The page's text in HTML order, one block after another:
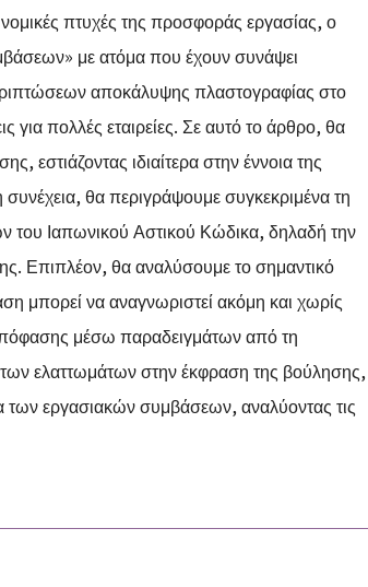
πτυχές της προσφοράς εργασίας, ο
με ατόμα που έχουν συνάψει
αποκάλυψης πλαστογραφίας στο
πολλές εταιρείες. Σε αυτό το άρθρο, θα
εστιάζοντας ιδιαίτερα στην έννοια της
θα περιγράψουμε συγκεκριμένα τη
του Ιαπωνικού Αστικού Κώδικα, δηλαδή την
Επιπλέον, θα αναλύσουμε το σημαντικό
μπορεί να αναγνωριστεί ακόμη και χωρίς
μέσω παραδειγμάτων από τη
ελαττωμάτων στην έκφραση της βούλησης,
εργασιακών συμβάσεων, αναλύοντας τις